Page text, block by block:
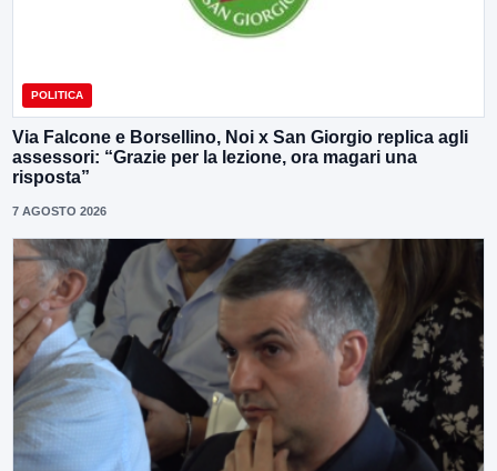
POLITICA
Via Falcone e Borsellino, Noi x San Giorgio replica agli
assessori: “Grazie per la lezione, ora magari una
risposta”
7 AGOSTO 2026